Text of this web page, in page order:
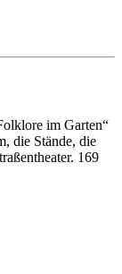
im Garten“
die Stände, die
169